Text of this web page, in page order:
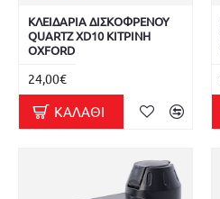
ΚΛΕΙΔΑΡΙΑ ΔΙΣΚΟΦΡΕΝΟΥ
QUARTZ XD10 ΚΙΤΡΙΝΗ
OXFORD
24,00€
ΚΑΛΆΘΙ